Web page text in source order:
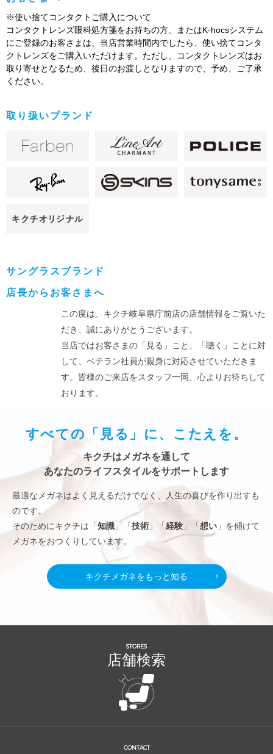
※使い捨てコンタクトご購入について
コンタクトレンズ眼科処方箋をお持ちの方、またはK-hocsシステム
にご登録のお客さまは、当店営業時間内でしたら、使い捨てコンタ
クトレンズをご購入いただけます。ただし、コンタクトレンズはお
取り寄せとなるため、後日のお渡しとなりますので、予め、ご了承
ください。
取り扱いブランド
サングラスブランド
店長からお客さまへ
この度は、キクチ岐阜県庁前店の店舗情報をご覧いた
だき、誠にありがとうございます。
当店ではお客さまの「見る」こと、「聴く」ことに対
して、ベテラン社員が親身に対応させていただきま
す。皆様のご来店をスタッフ一同、心よりお待ちして
おります。
すべての「見る」に、こたえを。
キクチはメガネを通して
あなたのライフスタイルをサポートします
最適なメガネはよく見えるだけでなく、人生の喜びを作り出すも
のです。
そのためにキクチは「知識 」「技術 」「経験 」「 想い 」を傾けて
メガネをおつくりしています。
キクチメガネをもっと知る
STORES
店舗検索
CONTACT